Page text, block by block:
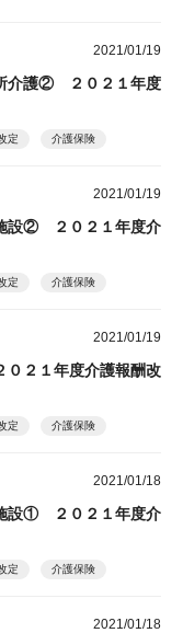
2021/01/19
介護② ２０２１年度
定 介護保険
2021/01/19
設② ２０２１年度介
定 介護保険
2021/01/19
０２１年度介護報酬改
定 介護保険
2021/01/18
設① ２０２１年度介
定 介護保険
2021/01/18